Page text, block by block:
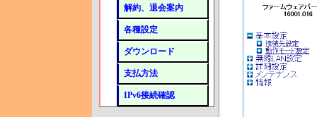
解約、退会案内
各種設定
ダウンロード
支払方法
IPv6接続確認